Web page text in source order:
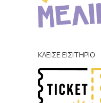
ΚΛΕΙΣΕ ΕΙΣΙΤΗΡΙΟ